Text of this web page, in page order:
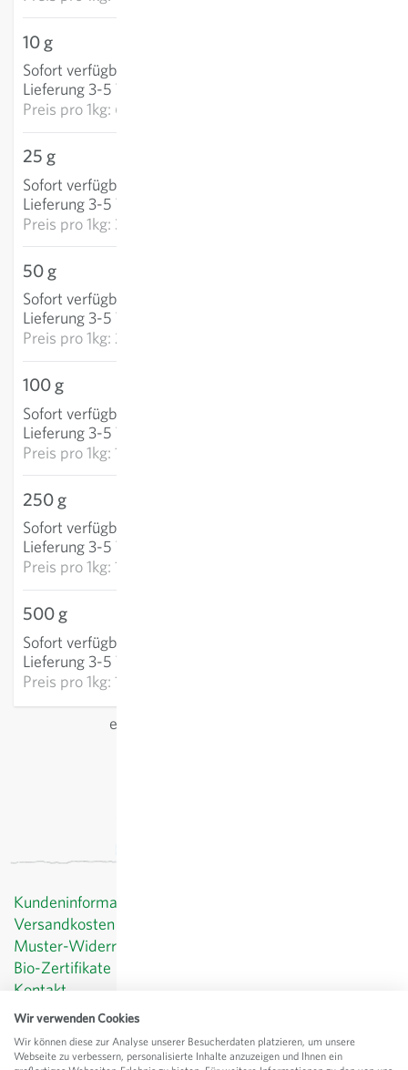
10 g
Sofort verfügbar
Lieferung 3-5 Tage
Preis pro1kg: 642,60 €
25 g
Sofort verfügbar
Lieferung 3-5 Tage
Preis pro1kg: 369,36 €
50 g
Sofort verfügbar
Lieferung 3-5 Tage
Preis pro1kg: 252,72 €
100 g
Sofort verfügbar
Lieferung 3-5 Tage
Preis pro1kg: 178,74 €
250 g
Sofort verfügbar
Lieferung 3-5 Tage
Preis pro1kg: 172,15 €
500 g
Sofort verfügbar
Lieferung 3-5 Tage
Preis pro1kg: 154,22 €
exkl.
Kundeninformationen
Versandkosten
Muster-Widerrufsformular
Bio-Zertifikate
Kontakt
Datenschutz
AGB
Impressum
Wir verwenden Cookies
Wir können diese zur Analyse unserer Besucherdaten platzieren, um unsere
Webseite zu verbessern, personalisierte Inhalte anzuzeigen und Ihnen ein